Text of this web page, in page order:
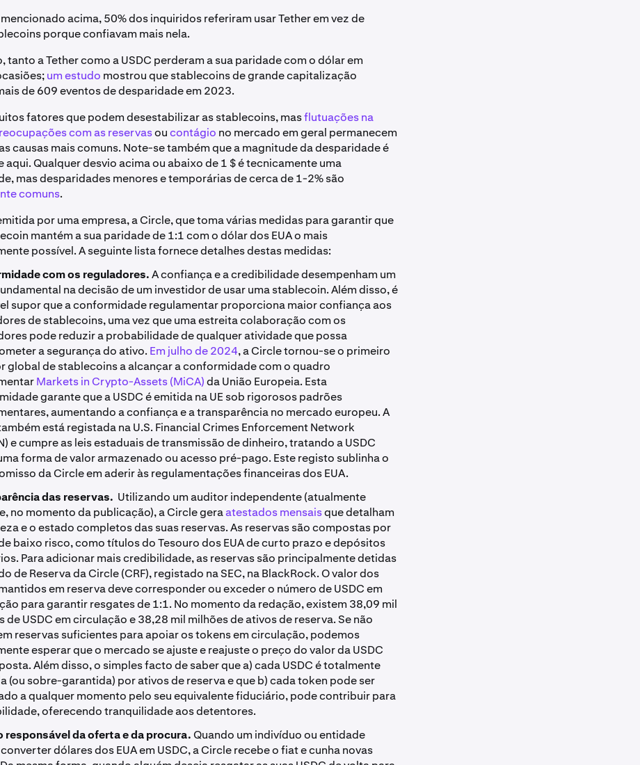
mencionado acima, 50% dos inquiridos referiram usar Tether em vez de
porque confiavam mais nela.
tanto a Tether como a USDC perderam a sua paridade com o dólar em
um estudo mostrou que stablecoins de grande capitalização
de 609 eventos de desparidade em 2023.
fatores que podem desestabilizar as stablecoins, masflutuações na
com as reservasoucontágio no mercado em geral permanecem
causas mais comuns. Note-se também que a magnitude da desparidade é
Qualquer desvio acima ou abaixo de 1 $ é tecnicamente uma
mas desparidades menores e temporárias de cerca de 1-2% são
comuns.
por uma empresa, a Circle, que toma várias medidas para garantir que
mantém a sua paridade de 1:1 com o dólar dos EUA o mais
possível. A seguinte lista fornece detalhes destas medidas:
com os reguladores.A confiança e a credibilidade desempenham um
na decisão de um investidor de usar uma stablecoin. Além disso, é
supor que a conformidade regulamentar proporciona maior confiança aos
de stablecoins, uma vez que uma estreita colaboração com os
pode reduzir a probabilidade de qualquer atividade que possa
a segurança do ativo. Em julho de 2024, a Circle tornou-se o primeiro
global de stablecoins a alcançar a conformidade com o quadro
Markets in Crypto-Assets (MiCA)da União Europeia. Esta
garante que a USDC é emitida na UE sob rigorosos padrões
aumentando a confiança e a transparência no mercado europeu. A
está registada na U.S. Financial Crimes Enforcement Network
e cumpre as leis estaduais de transmissão de dinheiro, tratando a USDC
forma de valor armazenado ou acesso pré-pago. Este registo sublinha o
da Circle em aderir às regulamentações financeiras dos EUA.
das reservas. Utilizando um auditor independente (atualmente
no momento da publicação), a Circle geraatestados mensaisque detalham
e o estado completos das suas reservas. As reservas são compostas por
baixo risco, como títulos do Tesouro dos EUA de curto prazo e depósitos
Para adicionar mais credibilidade, as reservas são principalmente detidas
de Reserva da Circle (CRF), registado na SEC, na BlackRock. O valor dos
em reserva deve corresponder ou exceder o número de USDC em
para garantir resgates de 1:1. No momento da redação, existem 38,09 mil
de USDC em circulação e 38,28 mil milhões de ativos de reserva. Se não
reservas suficientes para apoiar os tokens em circulação, podemos
esperar que o mercado se ajuste e reajuste o preço do valor da USDC
Além disso, o simples facto de saber que a) cada USDC é totalmente
(ou sobre-garantida) por ativos de reserva e que b) cada token pode ser
a qualquer momento pelo seu equivalente fiduciário, pode contribuir para
oferecendo tranquilidade aos detentores.
responsável da oferta e da procura.Quando um indivíduo ou entidade
dólares dos EUA em USDC, a Circle recebe o fiat e cunha novas